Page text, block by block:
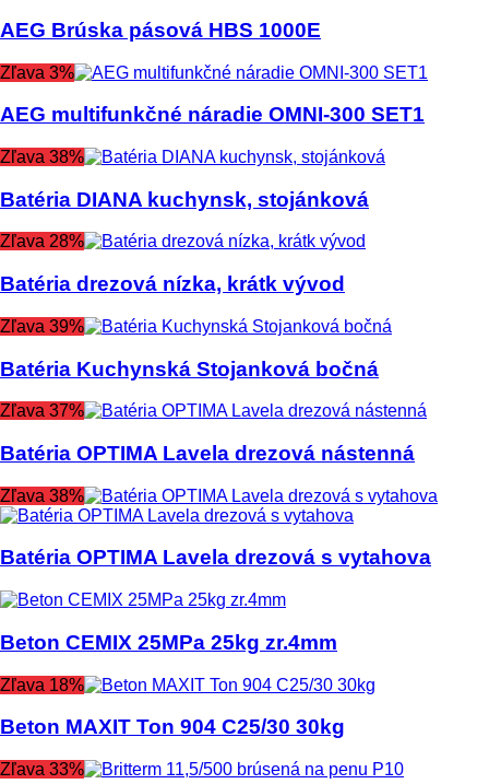
AEG Brúska pásová HBS 1000E
Zľava 3%
AEG multifunkčné náradie OMNI-300 SET1
Zľava 38%
Batéria DIANA kuchynsk, stojánková
Zľava 28%
Batéria drezová nízka, krátk vývod
Zľava 39%
Batéria Kuchynská Stojanková bočná
Zľava 37%
Batéria OPTIMA Lavela drezová nástenná
Zľava 38%
Batéria OPTIMA Lavela drezová s vytahova
Beton CEMIX 25MPa 25kg zr.4mm
Zľava 18%
Beton MAXIT Ton 904 C25/30 30kg
Zľava 33%